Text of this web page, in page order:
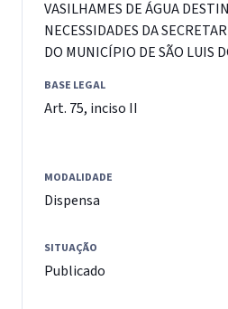
VASILHAMES DE ÁGUA
NECESSIDADES DA
DO MUNICÍPIO DE SÃO LUIS
BASE LEGAL
Art. 75, inciso II
MODALIDADE
Dispensa
SITUAÇÃO
Publicado